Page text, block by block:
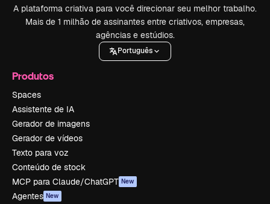
A plataforma criativa para você direcionar seu melhor trabalho.
Mais de 1 milhão de assinantes entre criativos, empresas,
agências e estúdios.
Português
Produtos
Spaces
Assistente de IA
Gerador de imagens
Gerador de vídeos
Texto para voz
Conteúdo de stock
MCP para Claude/ChatGPT New
Agentes New